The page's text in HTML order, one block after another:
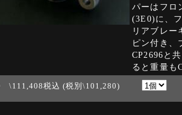
パーはフロ
(3E0)に、
リアブレー
ピン付き、
CP2696と
ると重量も
\111,408税込 (税別\101,280)